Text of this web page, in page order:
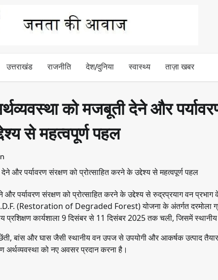
उत्तराखंड राजनीति देश/दुनिया स्वास्थ्य ताज़ा खबर
को मजबूती देने और
से महत्वपूर्ण पहल
और पर्यावरण संरक्षण को प्रोत्साहित करने के उद्देश्य से रुद्रप्रयाग वन
(Restoration of Degraded Forest) योजना के अंतर्गत दरमोला
कार्यशाला 9 दिसंबर से 11 दिसंबर 2025 तक चली, जिसमें स्थानीय
बांस और घास जैसी स्थानीय वन उपज से उपयोगी और आकर्षक उत्पाद
अर्थव्यवस्था को नए अवसर प्रदान करना है।